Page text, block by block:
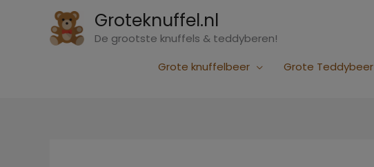
Groteknuffel.nl
De grootste knuffels & teddyberen!
Grote knuffelbeer
Grote Teddybeer